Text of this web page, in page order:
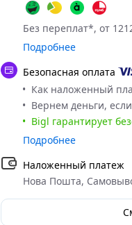
Без переплат*, от
Подробнее
Безопасная оплата
Как наложенный
Вернем деньги,
Bigl гарантирует
Подробнее
Наложенный платеж
Нова Пошта,